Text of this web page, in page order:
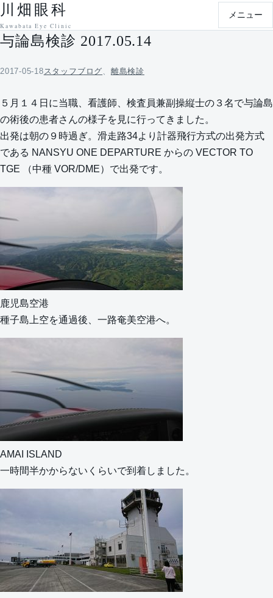
本文へ移動
川畑眼科
Kawabata Eye Clinic
メニュー
与論島検診 2017.05.14
2017-05-18 スタッフブログ 離島検診
５月１４日に当職、看護師、検査員兼副操縦士の３名で与論島
の術後の患者さんの様子を見に行ってきました。
出発は朝の９時過ぎ。滑走路34より計器飛行方式の出発方式
である NANSYU ONE DEPARTURE からの VECTOR TO
TGE （中種 VOR/DME）で出発です。
鹿児島空港
種子島上空を通過後、一路奄美空港へ。
AMAI ISLAND
一時間半かからないくらいで到着しました。